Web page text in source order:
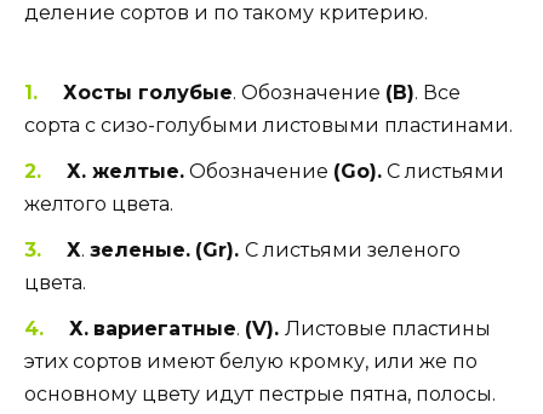
деление сортов и по такому критерию.
Хосты голубые. Обозначение (В). Все
сорта с сизо-голубыми листовыми пластинами.
Х. желтые.Обозначение (Go).С листьями
желтого цвета.
Х. зеленые. (Gr). С листьями зеленого
цвета.
Х. вариегатные. (V). Листовые пластины
этих сортов имеют белую кромку, или же по
основному цвету идут пестрые пятна, полосы.